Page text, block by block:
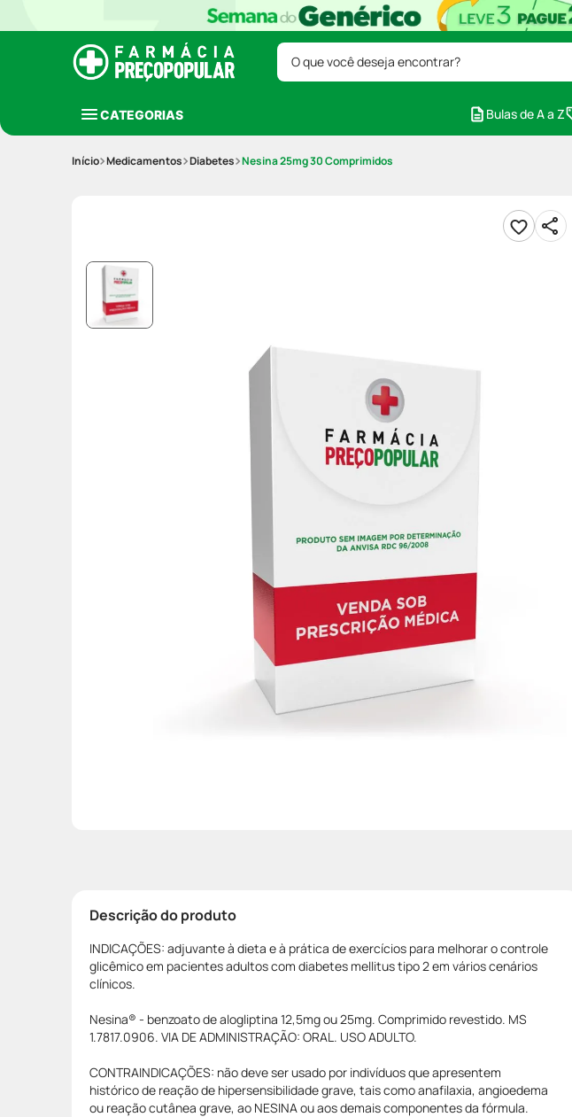
O que você deseja encontrar?
CATEGORIAS Bulas de A a Z
Medicamentos Diabetes Nesina 25mg 30 Comprimidos
Descrição do produto
INDICAÇÕES: adjuvante à dieta e à prática de exercícios para melhorar o controle
glicêmico em pacientes adultos com diabetes mellitus tipo 2 em vários cenários
clínicos.
Nesina® - benzoato de alogliptina 12,5mg ou 25mg. Comprimido revestido. MS
1.7817.0906. VIA DE ADMINISTRAÇÃO: ORAL. USO ADULTO.
CONTRAINDICAÇÕES: não deve ser usado por indivíduos que apresentem
histórico de reação de hipersensibilidade grave, tais como anafilaxia, angioedema
ou reação cutânea grave, ao NESINA ou aos demais componentes da fórmula.